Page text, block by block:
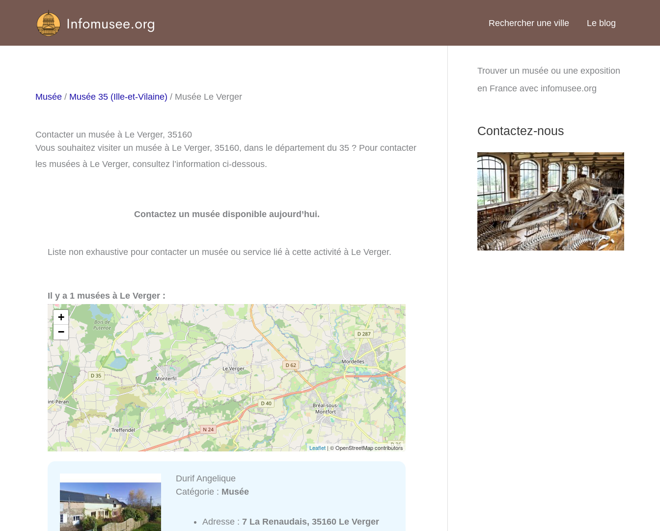
Rechercher une ville Le blog
Musée / Musée 35 (Ille-et-Vilaine) / Musée Le Verger
Contacter un musée à Le Verger, 35160
Vous souhaitez visiter un musée à Le Verger, 35160, dans le département du 35 ? Pour contacter
les musées à Le Verger, consultez l’information ci-dessous.
Contactez un musée disponible aujourd’hui.
Liste non exhaustive pour contacter un musée ou service lié à cette activité à Le Verger.
Il y a 1 musées à Le Verger :
+
−
Leaflet | © OpenStreetMap contributors
Durif Angelique
Catégorie : Musée
Adresse :7 La Renaudais, 35160 Le Verger
Trouver un musée ou une exposition
en France avec infomusee.org
Contactez-nous